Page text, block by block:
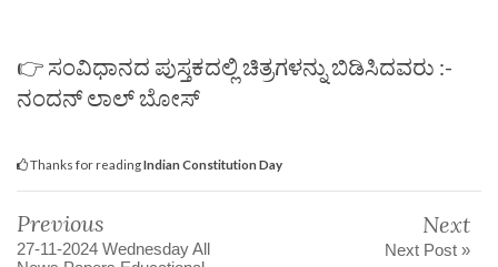
👉 ಸಂವಿಧಾನದ ಪುಸ್ತಕದಲ್ಲಿ ಚಿತ್ರಗಳನ್ನು ಬಿಡಿಸಿದವರು :-
ನಂದನ್ ಲಾಲ್ ಬೋಸ್
Thanks for readingIndian Constitution Day
Previous
27-11-2024 Wednesday All
Next
Next Post »